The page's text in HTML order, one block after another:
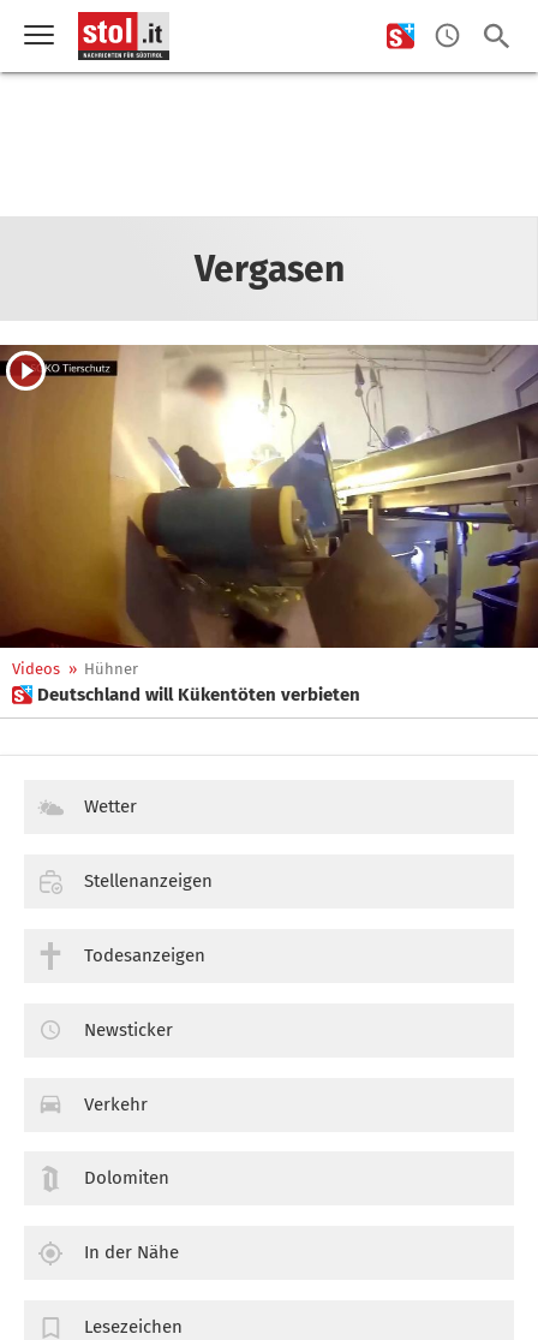
Vergasen
Videos » Hühner
 Deutschland will Kükentöten verbieten
Wetter
Stellenanzeigen
Todesanzeigen
Newsticker
Verkehr
Dolomiten
In der Nähe
Lesezeichen